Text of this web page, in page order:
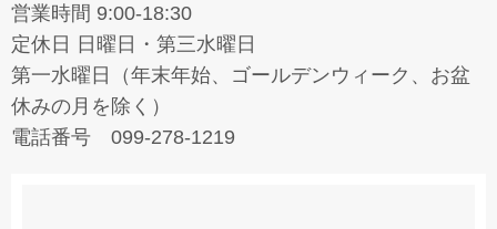
営業時間 9:00-18:30
定休日 日曜日・第三水曜日
第一水曜日（年末年始、ゴールデンウィーク、お盆
休みの月を除く）
電話番号 099-278-1219